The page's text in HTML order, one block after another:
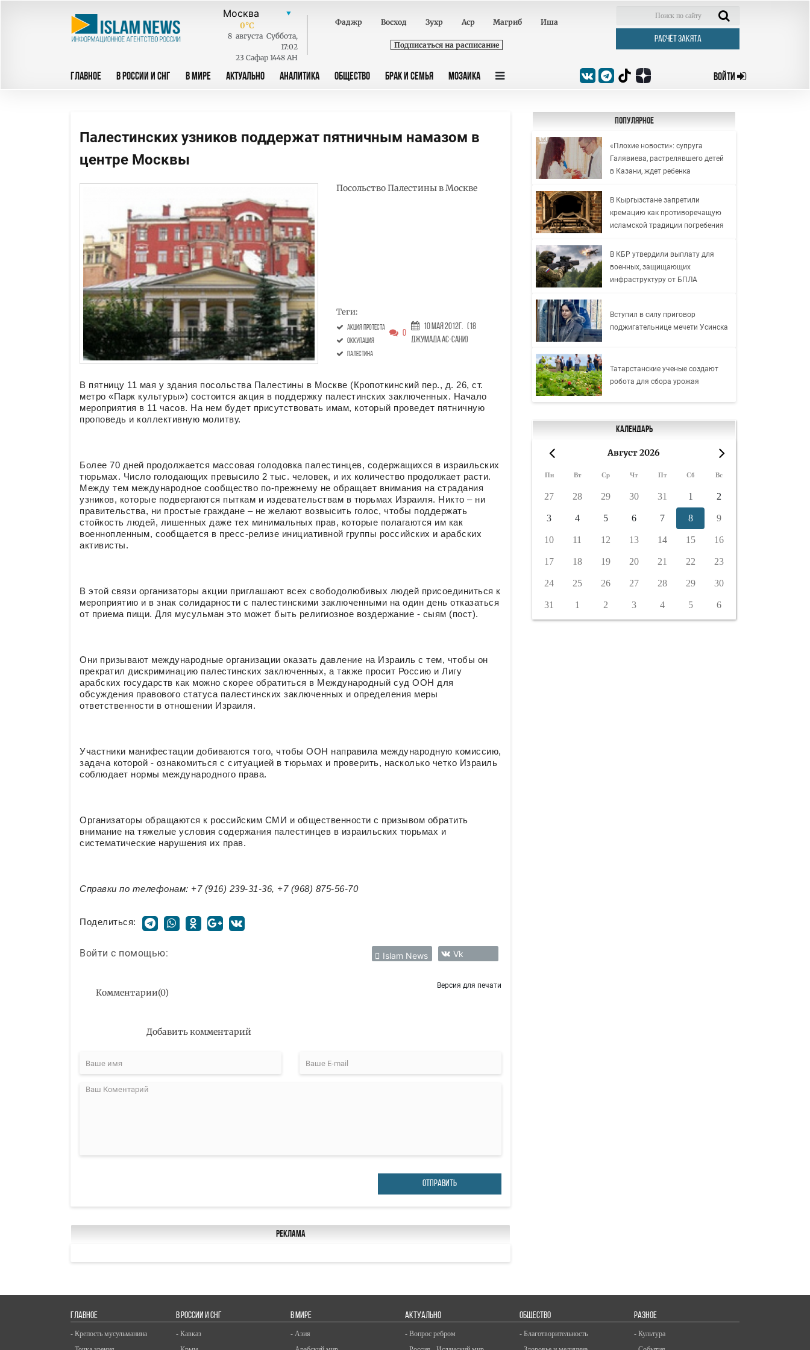
0°C
8 августа Суббота,
17:02
23 Сафар 1448 AH
Фаджр Восход Зухр Аср Магриб Иша
Подписаться на расписание
РАСЧЁТ ЗАКЯТА
ГЛАВНОЕ В РОССИИ И СНГ В МИРЕ АКТУАЛЬНО АНАЛИТИКА ОБЩЕСТВО БРАК И СЕМЬЯ МОЗАИКА ВОЙТИ
Палестинских узников поддержат пятничным намазом в
центре Москвы
Посольство Палестины в Москве
Теги:
акция протеста
оккупация
Палестина
0
10 Мая 2012г. (18
Джумада ас-сани)
В пятницу 11 мая у здания посольства Палестины в Москве (Кропоткинский пер., д. 26, ст.
метро «Парк культуры») состоится акция в поддержку палестинских заключенных. Начало
мероприятия в 11 часов. На нем будет присутствовать имам, который проведет пятничную
проповедь и коллективную молитву.
Более 70 дней продолжается массовая голодовка палестинцев, содержащихся в израильских
тюрьмах. Число голодающих превысило 2 тыс. человек, и их количество продолжает расти.
Между тем международное сообщество по-прежнему не обращает внимания на страдания
узников, которые подвергаются пыткам и издевательствам в тюрьмах Израиля. Никто – ни
правительства, ни простые граждане – не желают возвысить голос, чтобы поддержать
стойкость людей, лишенных даже тех минимальных прав, которые полагаются им как
военнопленным, сообщается в пресс-релизе инициативной группы российских и арабских
активисты.
В этой связи организаторы акции приглашают всех свободолюбивых людей присоединиться к
мероприятию и в знак солидарности с палестинскими заключенными на один день отказаться
от приема пищи. Для мусульман это может быть религиозное воздержание - сыям (пост).
Они призывают международные организации оказать давление на Израиль с тем, чтобы он
прекратил дискриминацию палестинских заключенных, а также просит Россию и Лигу
арабских государств как можно скорее обратиться в Международный суд ООН для
обсуждения правового статуса палестинских заключенных и определения меры
ответственности в отношении Израиля.
Участники манифестации добиваются того, чтобы ООН направила международную комиссию,
задача которой - ознакомиться с ситуацией в тюрьмах и проверить, насколько четко Израиль
соблюдает нормы международного права.
Организаторы обращаются к российским СМИ и общественности с призывом обратить
внимание на тяжелые условия содержания палестинцев в израильских тюрьмах и
систематические нарушения их прав.
Справки по телефонам: +7 (916) 239-31-36, +7 (968) 875-56-70
Поделиться:
Войти с помощью: Islam News Vk
Комментарии(0)
Версия для печати
Добавить комментарий
ОТПРАВИТЬ
Реклама
Популярное
«Плохие новости»: супруга
Галявиева, растрелявшего детей
в Казани, ждет ребенка
В Кыргызстане запретили
кремацию как противоречащую
исламской традиции погребения
В КБР утвердили выплату для
военных, защищающих
инфраструктуру от БПЛА
Вступил в силу приговор
поджигательнице мечети Усинска
Татарстанские ученые создают
робота для сбора урожая
Календарь
Август 2026
Пн Вт Ср Чт Пт Сб Вс
27 28 29 30 31 1 2
3 4 5 6 7 8 9
10 11 12 13 14 15 16
17 18 19 20 21 22 23
24 25 26 27 28 29 30
31 1 2 3 4 5 6
ГЛАВНОЕ
- Крепость мусульманина
В РОССИИ И СНГ
- Кавказ
В МИРЕ
- Азия
АКТУАЛЬНО
- Вопрос ребром
ОБЩЕСТВО
- Благотворительность
РАЗНОЕ
- Культура